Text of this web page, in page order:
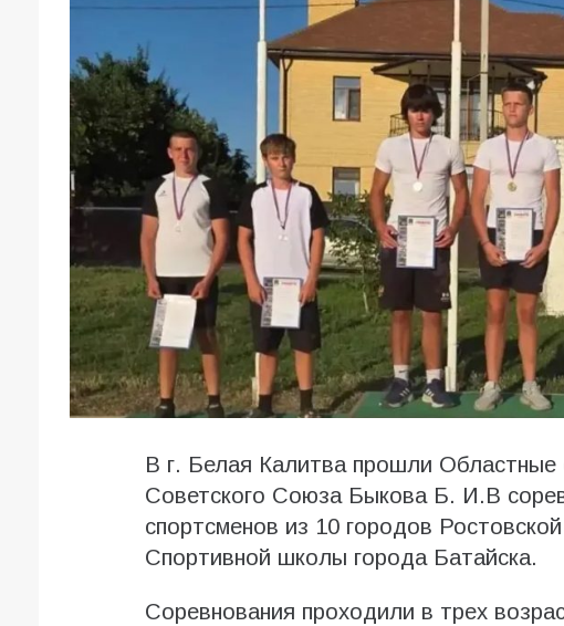
В г. Белая Калитва прошли Областные
Советского Союза Быкова Б. И.В
спортсменов из 10 городов
Спортивной школы города Батайска.
Соревнования проходили в трех